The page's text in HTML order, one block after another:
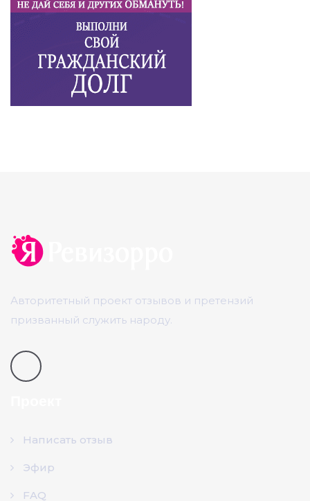
Авторитетный проект отзывов и претензий
призванный служить народу.
Написать отзыв
Эфир
FAQ